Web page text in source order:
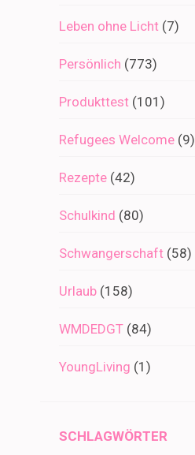
Leben ohne Licht (7)
Persönlich (773)
Produkttest (101)
Refugees Welcome (9)
Rezepte (42)
Schulkind (80)
Schwangerschaft (58)
Urlaub (158)
WMDEDGT (84)
YoungLiving (1)
SCHLAGWÖRTER